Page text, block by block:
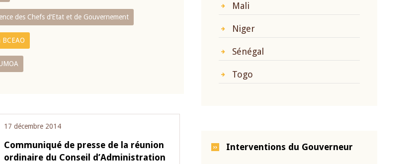
des Chefs d‘Etat et de Gouvernement
17 décembre 2014
Communiqué de presse de la réunion
ordinaire du Conseil d’Administration
Mali
Niger
Sénégal
Togo
Interventions du Gouverneur